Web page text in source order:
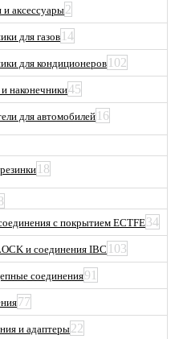
аксессуары2
для газов 14
для кондиционеров 102
наконечники45
для автомобилей 16
18
с покрытием ECTFE34
и соединения IBC 103
соединения91
77
и адаптеры22